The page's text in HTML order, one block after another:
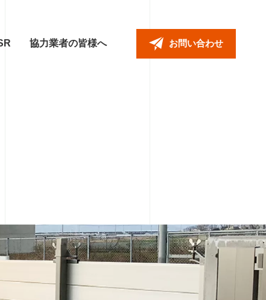
協力業者の皆様へ お問い合わせ